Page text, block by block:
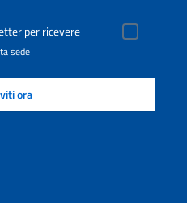
per ricevere
sede